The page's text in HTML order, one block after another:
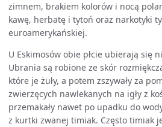
zimnem, brakiem kolorów i nocą
kawę, herbatę i tytoń oraz narkotyki
euroamerykańskiej.
U Eskimosów obie płcie ubierają się
Ubrania są robione ze skór
które je żuły, a potem zszywały za
zwierzęcych nawlekanych na igły z
przemakały nawet po upadku do
z kurtki zwanej timiak. Często timiak